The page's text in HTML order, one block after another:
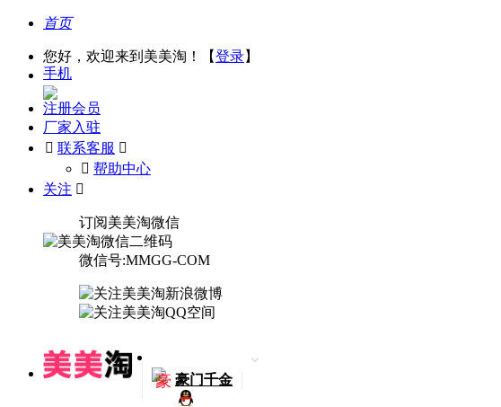
首页
您好，欢迎来到美美淘！【登录】
手机
注册会员
厂家入驻
 联系客服 
󰅃 帮助中心
关注 
订阅美美淘微信
微信号:MMGG-COM
豪 豪门千金